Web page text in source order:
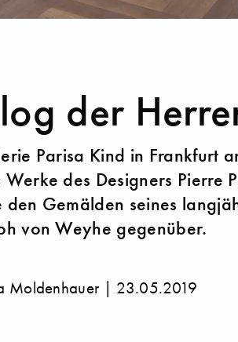
der
Parisa Kind in Frankfurt
des Designers Pierre
den Gemälden seines
von Weyhe gegenüber.
Moldenhauer | 23.05.2019